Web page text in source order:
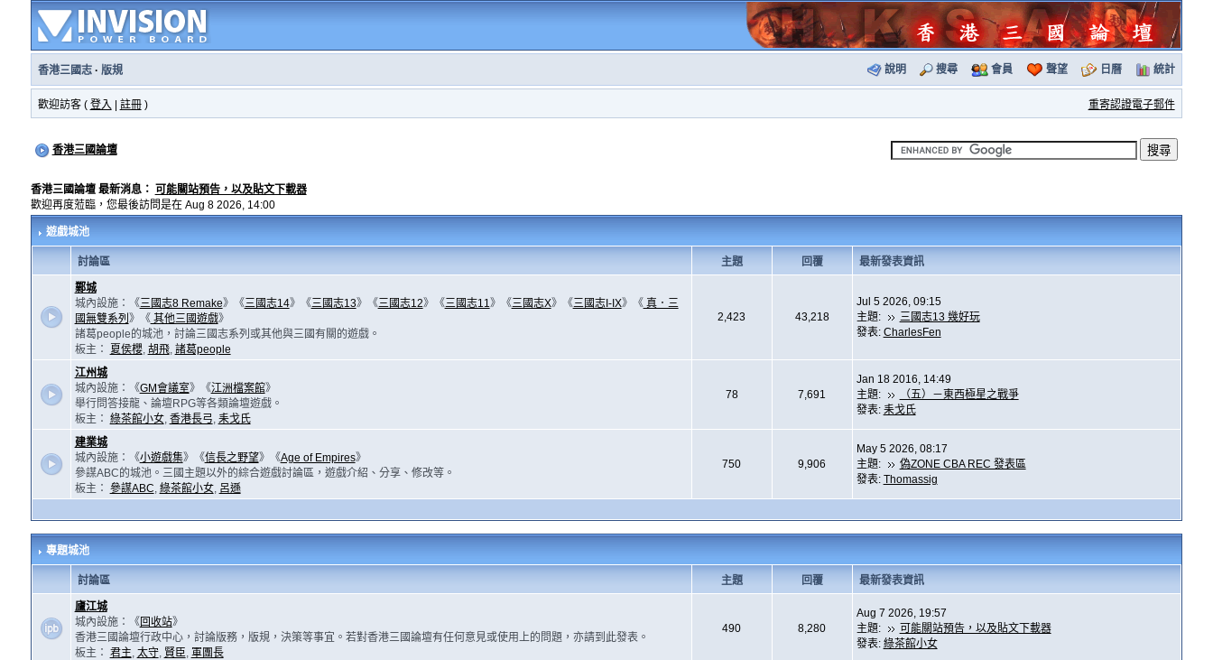
香港三國志· 版規 說明 搜尋 會員 聲望 日曆 統計
歡迎訪客 ( 登入 註冊) 重寄認證電子郵件
香港三國論壇
香港三國論壇 最新消息： 可能關站預告，以及貼文下載器
歡迎再度蒞臨，您最後訪問是在 Aug 8 2026, 14:00
遊戲城池
討論區 主題 回覆 最新發表資訊
鄴城
城內設施：《三國志8 Remake》《三國志14》《三國志13》《三國志12》《三國志11》《三國志X》《三國志I-IX》《真．三
國無雙系列 》《其他三國遊戲》
諸葛people的城池，討論三國志系列或其他與三國有關的遊戲。
板主：
夏侯櫻, 胡飛, 諸葛people
2,423 43,218
Jul 5 2026, 09:15
主題:
三國志13 幾好玩
發表: CharlesFen
江州城
城內設施：《GM會議室》《江洲檔案館》
舉行問答接龍、論壇RPG等各類論壇遊戲。
板主： 綠茶館小女, 香港長弓, 耒戈氏
78 7,691
Jan 18 2016, 14:49
主題:
（五）－東西極星之戰爭
發表: 耒戈氏
建業城
城內設施：《小遊戲集》《信長之野望》《Age of Empires》
參謀ABC的城池。三國主題以外的綜合遊戲討論區，遊戲介紹、分享、修改等。
板主： 參謀ABC, 綠茶館小女, 呂遜
750 9,906
May 5 2026, 08:17
主題:
偽ZONE CBA REC 發表區
發表: Thomassig
專題城池
討論區 主題 回覆 最新發表資訊
廬江城
城內設施：《回收站》
香港三國論壇行政中心，討論版務，版規，決策等事宜。若對香港三國論壇有任何意見或使用上的問題，亦請到此發表。
板主： 君主, 太守, 賢臣, 軍團長
490 8,280
Aug 7 2026, 19:57
主題:
可能關站預告，以及貼文下載器
發表: 綠茶館小女